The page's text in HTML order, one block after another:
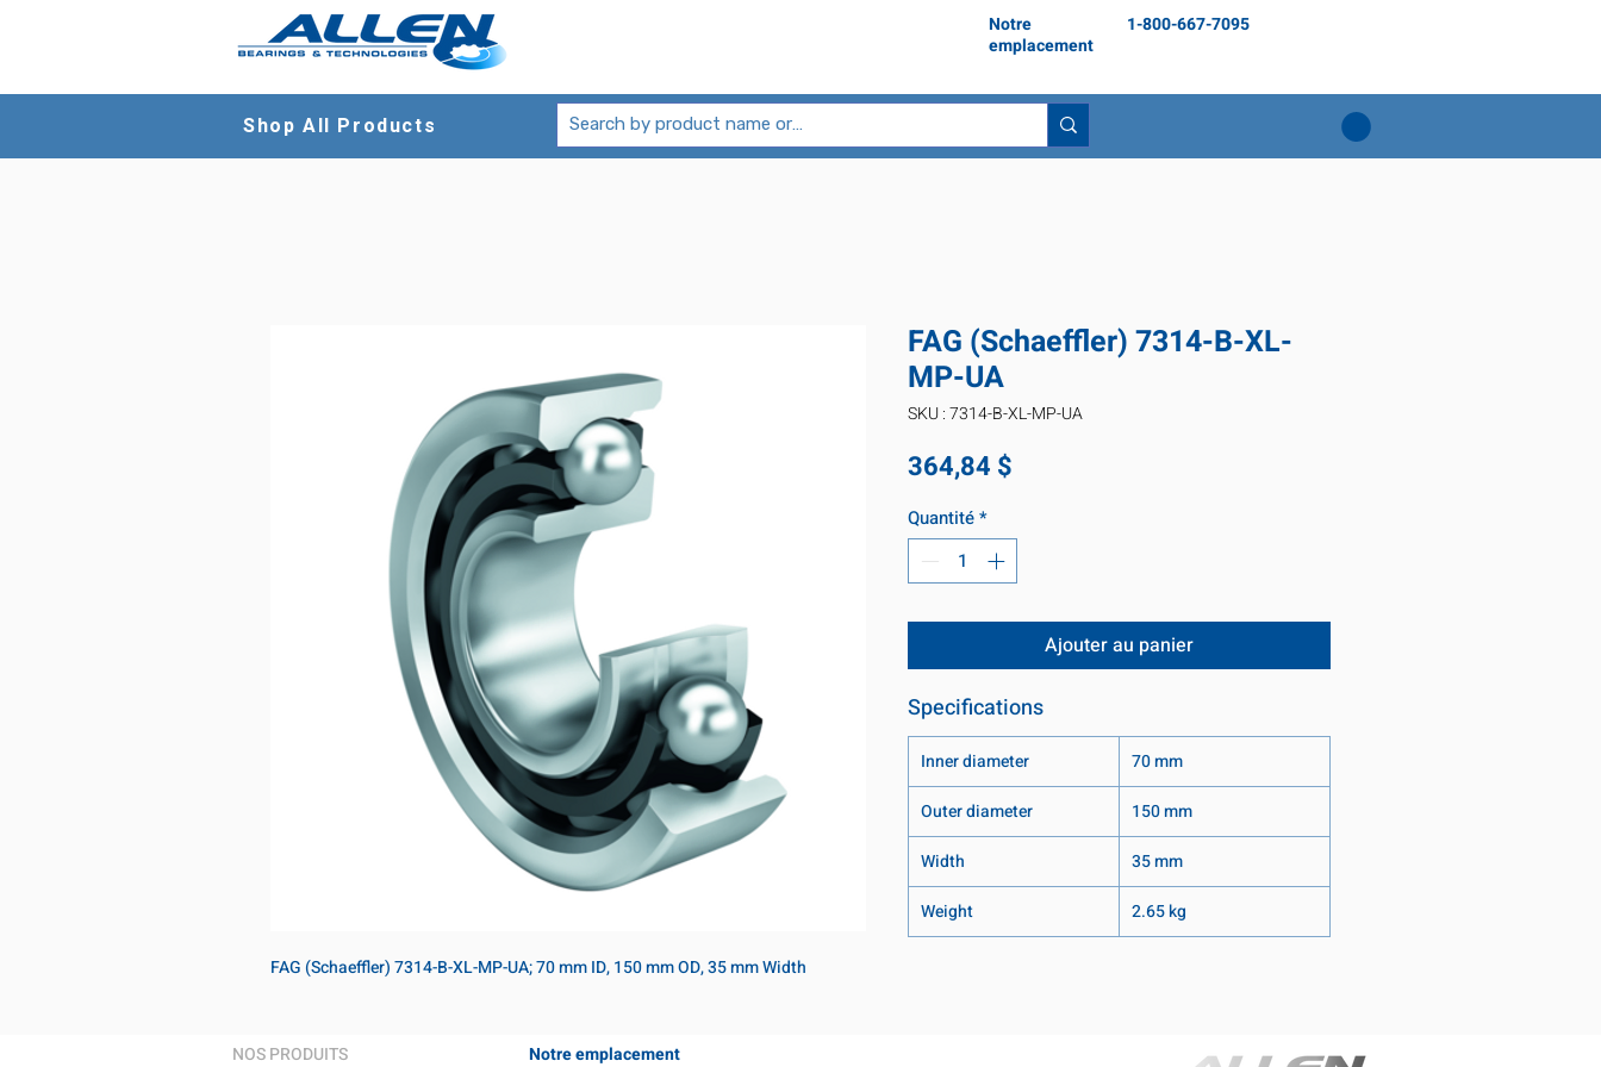
Notre
emplacement
1-800-667-7095
Shop All Products
FAG (Schaeffler) 7314-B-XL-MP-UA; 70 mm ID, 150 mm OD, 35 mm Width
FAG (Schaeffler) 7314-B-XL-
MP-UA
SKU : 7314-B-XL-MP-UA
364,84 $
Quantité*
Ajouter au panier
Specifications
Inner diameter
70 mm
Outer diameter
150 mm
Width
35 mm
Weight
2.65 kg
NOS PRODUITS Notre emplacement